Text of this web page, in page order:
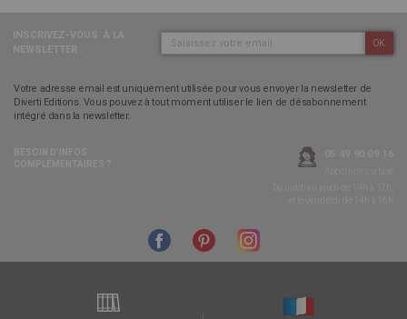
OK
Votre adresse email est uniquement utilisée pour vous envoyer la newsletter de
Diverti Editions. Vous pouvez à tout moment utiliser le lien de désabonnement
intégré dans la newsletter.